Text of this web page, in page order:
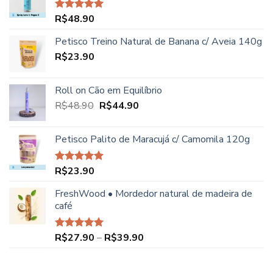
Avaliação
R$48.90
Petisco Treino Natural de Banana c/ Aveia 140g
R$23.90
Roll on Cão em Equilíbrio
R$48.90 O
era:
R$48.90.
R$44.90O
é:
Petisco Palito de Maracujá c/ Camomila 120g
Avaliação
R$23.90
FreshWood • Mordedor natural de madeira de
café
Avaliação
R$27.90 – R$39.90